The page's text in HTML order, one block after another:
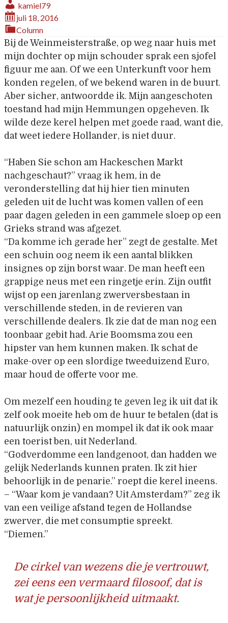
kamiel79
juli 18, 2016
Column
Bij de Weinmeisterstraße, op weg naar huis met
mijn dochter op mijn schouder sprak een sjofel
figuur me aan. Of we een Unterkunft voor hem
konden regelen, of we bekend waren in de buurt.
Aber sicher, antwoordde ik. Mijn aangeschoten
toestand had mijn Hemmungen opgeheven. Ik
wilde deze kerel helpen met goede raad, want die,
dat weet iedere Hollander, is niet duur.
“Haben Sie schon am Hackeschen Markt
nachgeschaut?” vraag ik hem, in de
veronderstelling dat hij hier tien minuten
geleden uit de lucht was komen vallen of een
paar dagen geleden in een gammele sloep op een
Grieks strand was afgezet.
“Da komme ich gerade her” zegt de gestalte. Met
een schuin oog neem ik een aantal blikken
insignes op zijn borst waar. De man heeft een
grappige neus met een ringetje erin. Zijn outfit
wijst op een jarenlang zwerversbestaan in
verschillende steden, in de revieren van
verschillende dealers. Ik zie dat de man nog een
toonbaar gebit had. Arie Boomsma zou een
hipster van hem kunnen maken. Ik schat de
make-over op een slordige tweeduizend Euro,
maar houd de offerte voor me.
Om mezelf een houding te geven leg ik uit dat ik
zelf ook moeite heb om de huur te betalen (dat is
natuurlijk onzin) en mompel ik dat ik ook maar
een toerist ben, uit Nederland.
“Godverdomme een landgenoot, dan hadden we
gelijk Nederlands kunnen praten. Ik zit hier
behoorlijk in de penarie.” roept die kerel ineens.
– “Waar kom je vandaan? Uit Amsterdam?” zeg ik
van een veilige afstand tegen de Hollandse
zwerver, die met consumptie spreekt.
“Diemen.”
De cirkel van wezens die je vertrouwt,
zei eens een vermaard filosoof, dat is
wat je persoonlijkheid uitmaakt.